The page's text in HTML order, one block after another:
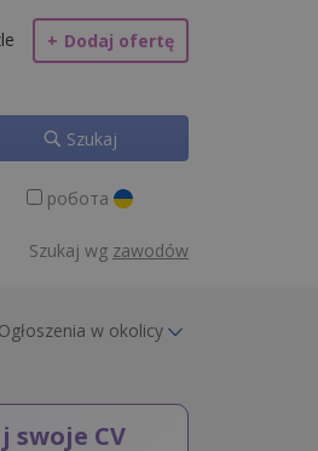
+ Dodaj ofertę
Szukaj
робота
Szukaj wg zawodów
Ogłoszenia w okolicy
swoje CV